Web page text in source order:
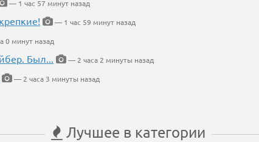
— 1 час 57 минут назад
— 1 час 59 минут назад
0 минут назад
Был...
— 2 часа 2 минуты назад
— 2 часа 3 минуты назад
Лучшее в категории